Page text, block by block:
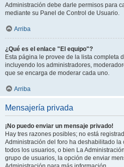
Administración debe darle permisos para
mediante su Panel de Control de Usuario.
Arriba
¿Qué es el enlace "El equipo"?
Esta página le provee de la lista completa
incluyendo los administradores,
que se encarga de moderar cada uno.
Arriba
Mensajería privada
¡No puedo enviar un mensaje privado!
Hay tres razones posibles; no está
Administración del foro ha deshabilitado
todos los usuarios, o bien La
grupo de usuarios, la opción de enviar